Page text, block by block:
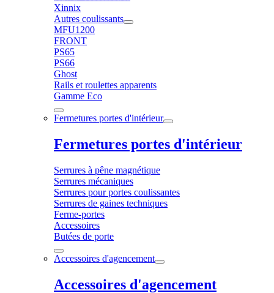
Xinnix
Autres coulissants
MFU1200
FRONT
PS65
PS66
Ghost
Rails et roulettes apparents
Gamme Eco
Fermetures portes d'intérieur
Fermetures portes d'intérieur
Serrures à pêne magnétique
Serrures mécaniques
Serrures pour portes coulissantes
Serrures de gaines techniques
Ferme-portes
Accessoires
Butées de porte
Accessoires d'agencement
Accessoires d'agencement